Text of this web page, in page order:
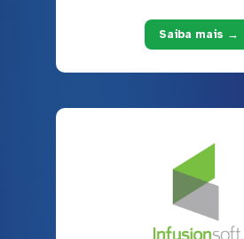
Saiba mais →